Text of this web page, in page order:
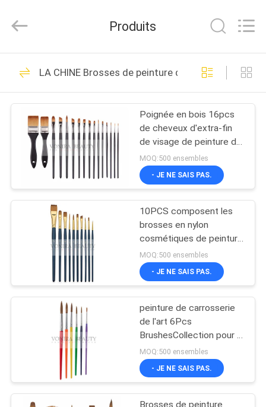
MAISON
PRODUITS
SUJET
NOUS
D'USINE
CONTRÔLE
QUALITÉ
DU
Chanmy
Cosmetics
All
Reserved.
Brosses de luxe de
maquillage
99
Brosses de haute
qualité de
maquillage
142
brosses de
maquillage de
marque de
Produits
LA CHINE Brosses de peinture de carrosserie
Poignée en bois 16pcs
de cheveux d'extra-fin
de visage de peinture de
noir synthétique de
brosse de lecture avec la
poche
MOQ:500 ensembles
- JE NE SAIS PAS.
10PCS composent les
brosses en nylon
cosmétiques de peinture
à l'huile de cheveux/de
pinceaux de visage de
corps
MOQ:500 ensembles
- JE NE SAIS PAS.
peinture de carrosserie
de l'art 6Pcs
BrushesCollection pour la
peinture d'école avec le
poil d'animal naturel
MOQ:500 ensembles
- JE NE SAIS PAS.
Brosses de peinture